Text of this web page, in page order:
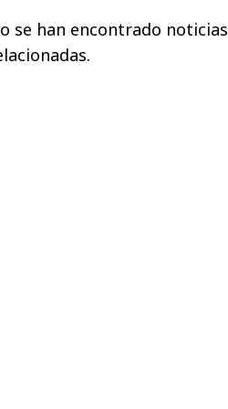
se han encontrado noticias